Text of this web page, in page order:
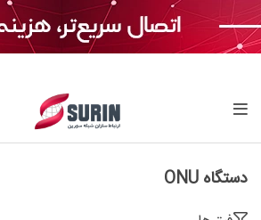
دستگاه ONU